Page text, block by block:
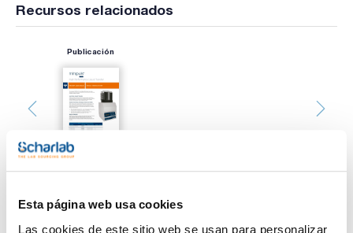
Esta página web usa cookies
Las cookies de este sitio web se usan para personalizar
Recursos relacionados
Publicación
Imprimir ficha de